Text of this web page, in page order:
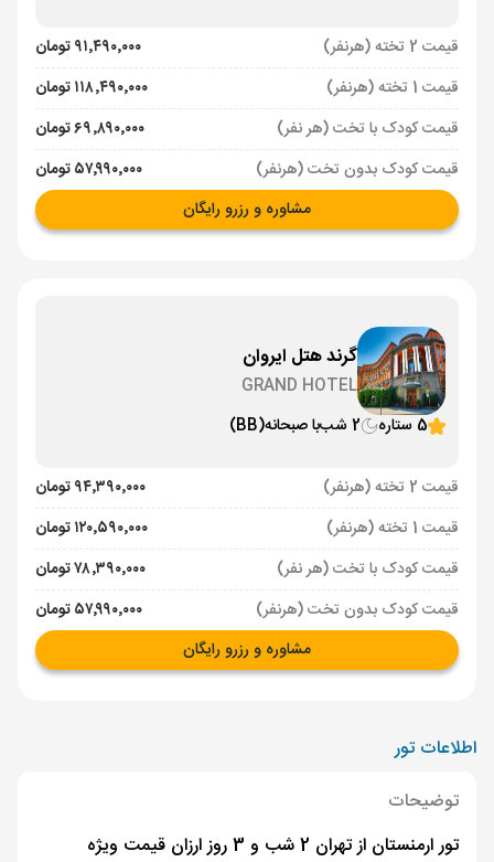
قیمت 2 تخته (هرنفر)
۹۱٬۴۹۰٬۰۰۰ تومان
قیمت 1 تخته (هرنفر)
۱۱۸٬۴۹۰٬۰۰۰ تومان
قیمت کودک با تخت (هر نفر)
۶۹٬۸۹۰٬۰۰۰ تومان
قیمت کودک بدون تخت (هرنفر)
۵۷٬۹۹۰٬۰۰۰ تومان
مشاوره و رزرو رایگان
گرند هتل ایروان
GRAND HOTEL
5 ستاره
2 شب با صبحانه(BB)
قیمت 2 تخته (هرنفر)
۹۴٬۳۹۰٬۰۰۰ تومان
قیمت 1 تخته (هرنفر)
۱۲۰٬۵۹۰٬۰۰۰ تومان
قیمت کودک با تخت (هر نفر)
۷۸٬۳۹۰٬۰۰۰ تومان
قیمت کودک بدون تخت (هرنفر)
۵۷٬۹۹۰٬۰۰۰ تومان
مشاوره و رزرو رایگان
اطلاعات تور
توضیحات
تور ارمنستان از تهران 2 شب و 3 روز ارزان قیمت ویژه